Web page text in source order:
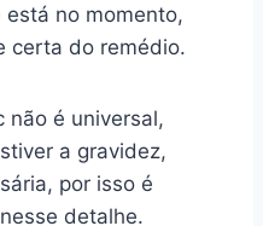
no momento,
certa do remédio.
não é universal,
a gravidez,
por isso é
detalhe.